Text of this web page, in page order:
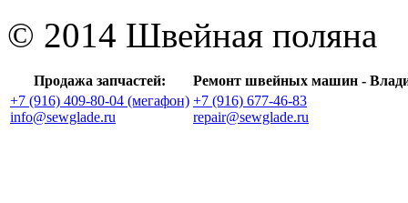
© 2014 Швейная поляна
Продажа запчастей:
Ремонт швейных машин -
+7 (916) 409-80-04 (мегафон)
info@sewglade.ru
+7 (916) 677-46-83
repair@sewglade.ru